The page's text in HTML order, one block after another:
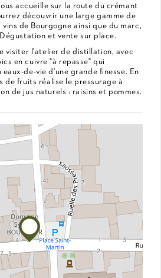
accueille sur la route du crémant
découvrir une large gamme de
de Bourgogne ainsi que du marc,
et vente sur place.
visiter l'atelier de distillation, avec
en cuivre "à repasse" qui
de-vie d'une grande finesse. En
de fruits réalise le pressurage à
de jus naturels : raisins et pommes.